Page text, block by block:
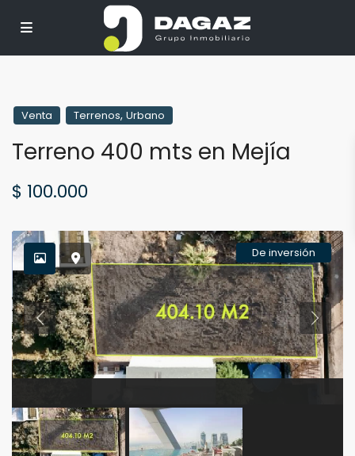
Venta Terrenos,Urbano
Terreno 400 mts en Mejía
$ 100.000
De inversión